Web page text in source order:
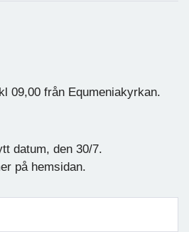
09,00 från Equmeniakyrkan.
datum, den 30/7.
på hemsidan.